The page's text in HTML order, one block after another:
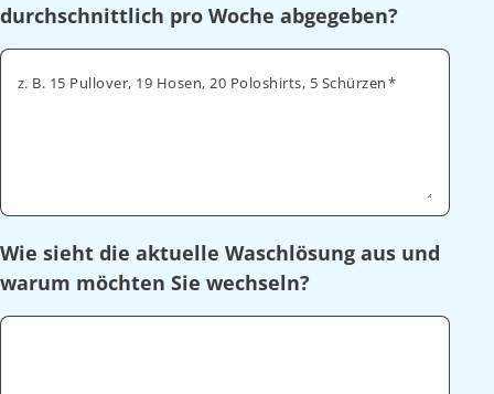
durchschnittlich pro Woche abgegeben?
z. B. 15 Pullover, 19 Hosen, 20 Poloshirts, 5 Schürzen
Wie sieht die aktuelle Waschlösung aus und
warum möchten Sie wechseln?